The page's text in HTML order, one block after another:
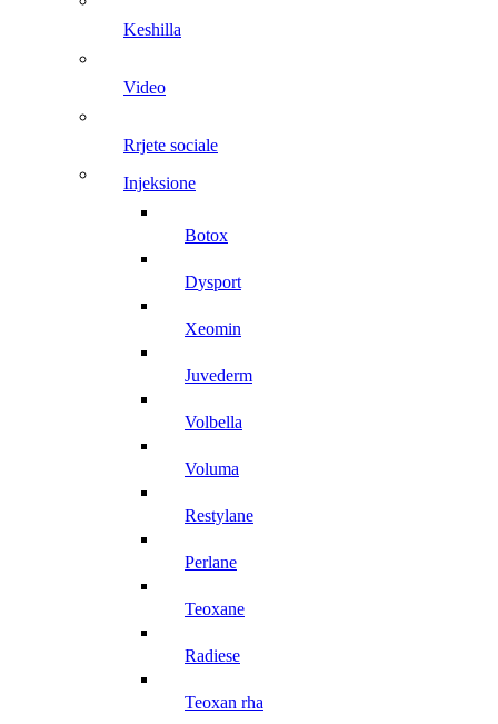
keshilla
video
rrjete sociale
injeksione
botox
dysport
xeomin
juvederm
volbella
voluma
restylane
perlane
teoxane
radiese
teoxan rha